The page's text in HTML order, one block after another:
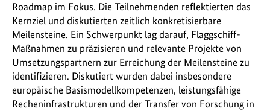
Roadmap im Fokus. Die Teilnehmenden reflektierten das
Kernziel und diskutierten zeitlich konkretisierbare
Meilensteine. Ein Schwerpunkt lag darauf, Flaggschiff-
Maßnahmen zu präzisieren und relevante Projekte von
Umsetzungspartnern zur Erreichung der Meilensteine zu
identifizieren. Diskutiert wurden dabei insbesondere
europäische Basismodellkompetenzen, leistungsfähige
Recheninfrastrukturen und der Transfer von Forschung in